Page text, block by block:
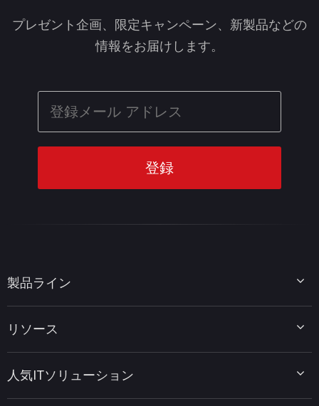
プレゼント企画、限定キャンペーン、新製品などの
情報をお届けします。
製品ライン
MiniTool Power Data Recovery
MiniTool PDF Editor
MiniTool MovieMaker
リソース
データ復元ヒント
人気ITソリューション